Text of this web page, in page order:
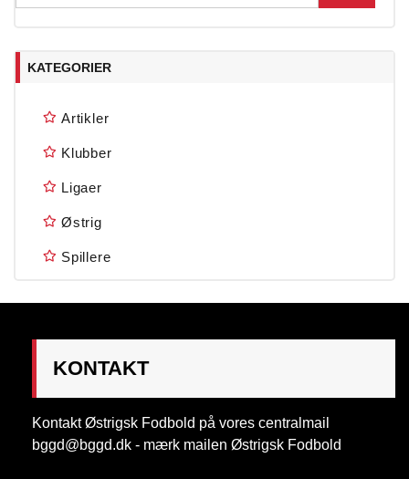
KATEGORIER
Artikler
Klubber
Ligaer
Østrig
Spillere
KONTAKT
Kontakt Østrigsk Fodbold på vores centralmail
bggd@bggd.dk - mærk mailen Østrigsk Fodbold